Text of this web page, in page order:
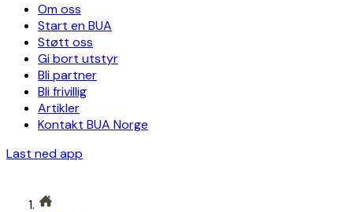
Om oss
Start en BUA
Støtt oss
Gi bort utstyr
Bli partner
Bli frivillig
Artikler
Kontakt BUA Norge
Last ned app